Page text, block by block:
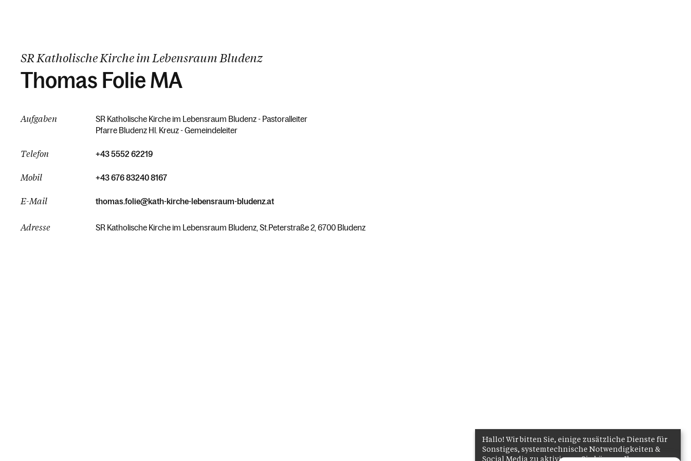
SR Katholische Kirche im Lebensraum Bludenz
Thomas Folie MA
Aufgaben
SR Katholische Kirche im Lebensraum Bludenz - Pastoralleiter
Pfarre Bludenz Hl. Kreuz - Gemeindeleiter
Telefon +43 5552 62219
Mobil +43 676 83240 8167
E-Mail thomas.folie@kath-kirche-lebensraum-bludenz.at
Adresse SR Katholische Kirche im Lebensraum Bludenz, St.Peterstraße 2, 6700 Bludenz
Hallo! Wir bitten Sie, einige zusätzliche Dienste für
Sonstiges, systemtechnische Notwendigkeiten &
Social Media zu aktivieren. Sie können Ihre